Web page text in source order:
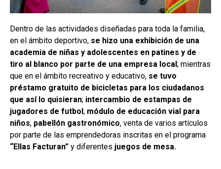
Dentro de las actividades diseñadas para toda la familia,
en el ámbito deportivo, se hizo una exhibición de una
academia de niñas y adolescentes en patines y de
tiro al blanco por parte de una empresa local; mientras
que en el ámbito recreativo y educativo, se tuvo
préstamo gratuito de bicicletas para los ciudadanos
que así lo quisieran; intercambio de estampas de
jugadores de futbol; módulo de educación vial para
niños, pabellón gastronómico, venta de varios artículos
por parte de las emprendedoras inscritas en el programa
“Ellas Facturan” y diferentes juegos de mesa.